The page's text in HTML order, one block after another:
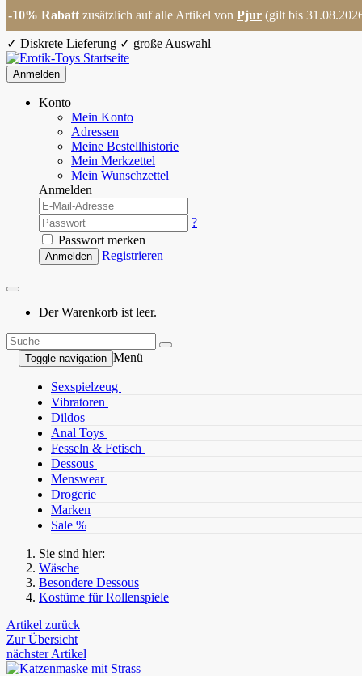
✓ Diskrete Lieferung ✓ große Auswahl
Anmelden
Konto
Mein Konto
Adressen
Meine Bestellhistorie
Mein Merkzettel
Mein Wunschzettel
Anmelden
?
Passwort merken
Anmelden Registrieren
Der Warenkorb ist leer.
Toggle navigation Menü
Sexspielzeug
Vibratoren
Dildos
Anal Toys
Fesseln & Fetisch
Dessous
Menswear
Drogerie
Marken
Sale %
Sie sind hier:
Wäsche
Besondere Dessous
Kostüme für Rollenspiele
Artikel zurück
Zur Übersicht
nächster Artikel
-10% Rabatt zusätzlich auf alle Artikel von Pjur (gilt bis